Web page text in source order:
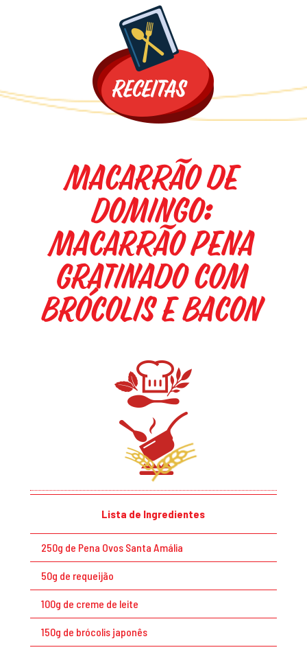
Macarrão de
Domingo:
Macarrão Pena
Gratinado com
Brócolis e Bacon
Lista de Ingredientes
250g de Pena Ovos Santa Amália
50g de requeijão
100g de creme de leite
150g de brócolis japonês